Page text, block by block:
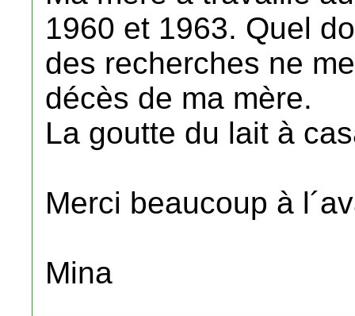
1960 et 1963. Quel
des recherches ne
décès de ma mère.
La goutte du lait à
Merci beaucoup à
Mina